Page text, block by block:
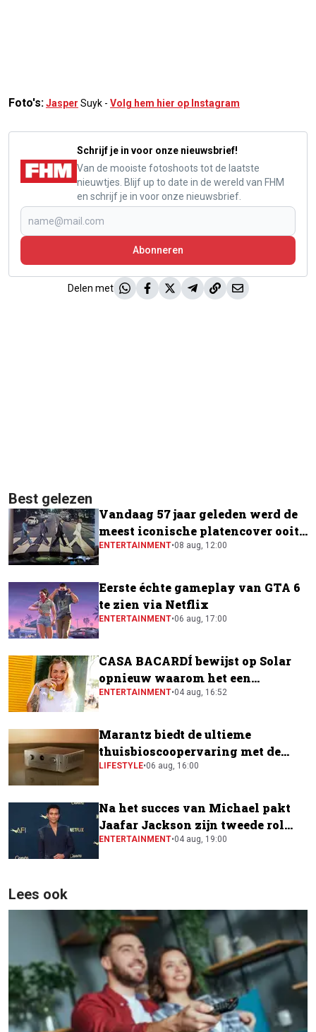
Foto's:Jasper Suyk - Volg hem hier op Instagram
Schrijf je in voor onze nieuwsbrief!
Van de mooiste fotoshoots tot de laatste
nieuwtjes. Blijf up to date in de wereld van FHM
en schrijf je in voor onze nieuwsbrief.
Abonneren
Delen met
Best gelezen
Vandaag 57 jaar geleden werd de
meest iconische platencover ooit
gemaakt
ENTERTAINMENT•08 aug, 12:00
Eerste échte gameplay van GTA 6
te zien via Netflix
ENTERTAINMENT•06 aug, 17:00
CASA BACARDÍ bewijst op Solar
opnieuw waarom het een
festivalfavoriet is
ENTERTAINMENT•04 aug, 16:52
Marantz biedt de ultieme
thuisbioscoopervaring met de
CINEMA Series 2
LIFESTYLE•06 aug, 16:00
Na het succes van Michael pakt
Jaafar Jackson zijn tweede rol
naast Will Smith
ENTERTAINMENT•04 aug, 19:00
Lees ook